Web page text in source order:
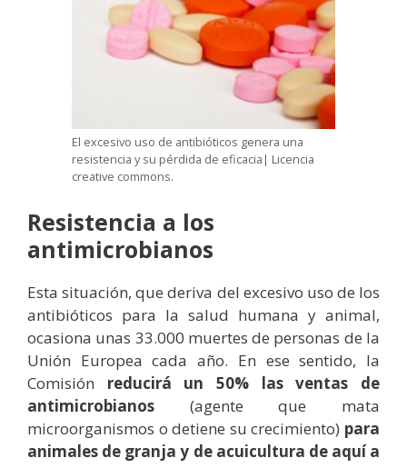
El excesivo uso de antibióticos genera una
resistencia y su pérdida de eficacia| Licencia
creative commons.
Resistencia a los
antimicrobianos
Esta situación, que deriva del excesivo uso de los
antibióticos para la salud humana y animal,
ocasiona unas 33.000 muertes de personas de la
Unión Europea cada año. En ese sentido, la
Comisión reducirá un 50% las ventas de
antimicrobianos (agente que mata
microorganismos o detiene su crecimiento) para
animales de granja y de acuicultura de aquí a